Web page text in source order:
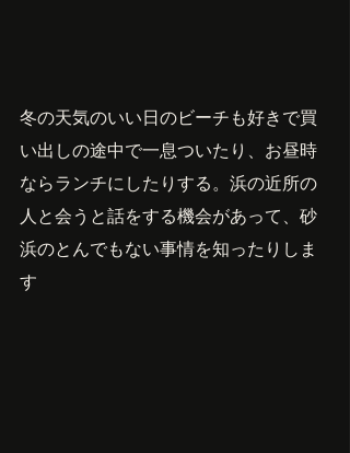
冬の天気のいい日のビーチも好きで買
い出しの途中で一息ついたり、お昼時
ならランチにしたりする。浜の近所の
人と会うと話をする機会があって、砂
浜のとんでもない事情を知ったりしま
す